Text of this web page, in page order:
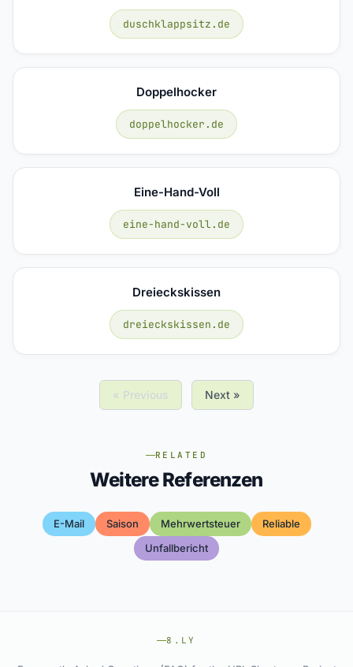
duschklappsitz.de
Doppelhocker
doppelhocker.de
Eine-Hand-Voll
eine-hand-voll.de
Dreieckskissen
dreieckskissen.de
« Previous Next »
RELATED
Weitere Referenzen
E-Mail Saison Mehrwertsteuer
Reliable
Unfallbericht
8.LY